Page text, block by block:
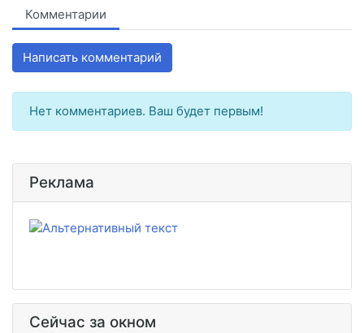
Комментарии
Написать комментарий
Нет комментариев. Ваш будет первым!
Реклама
Сейчас за окном